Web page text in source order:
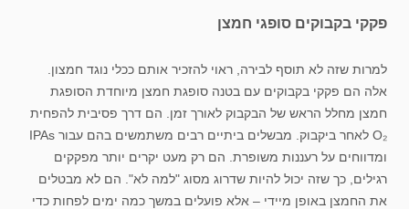
פקקי בקבוקים סופגי חמצן
למרות שזה לא תוסף לבירה, ראוי להזכיר אותם ככלי נוגד חמצון.
אלה הם פקקי בקבוקים עם בטנה סופגת חמצן מיוחדת הסופגת
חמצן מחלל הראש של הבקבוק לאורך זמן. הם דרך פסיבית להפחית
O₂ לאחר ביקבוק. מבשלים ביתיים רבים משתמשים בהם עבור IPAs
ומדווחים על רעננות משופרת. הם רק מעט יקרים יותר מפקקים
רגילים, כך שזה יכול להיות שדרוג מסוג "למה לא". הם לא מבטלים
את החמצן באופן מיידי – אלא פועלים במשך כמה ימים לפחות כדי